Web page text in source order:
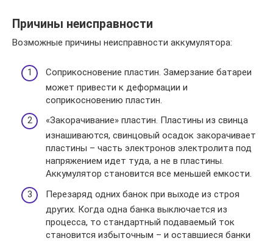
Причины неисправности
Возможные причины неисправности аккумулятора:
Соприкосновение пластин. Замерзание батареи
может привести к деформации и
соприкосновению пластин.
«Закорачивание» пластин. Пластины из свинца
изнашиваются, свинцовый осадок закорачивает
пластины – часть электронов электролита под
напряжением идет туда, а не в пластины.
Аккумулятор становится все меньшей емкости.
Перезаряд одних банок при выходе из строя
других. Когда одна банка выключается из
процесса, то стандартный подаваемый ток
становится избыточным – и оставшиеся банки